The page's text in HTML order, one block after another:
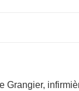
Grangier,